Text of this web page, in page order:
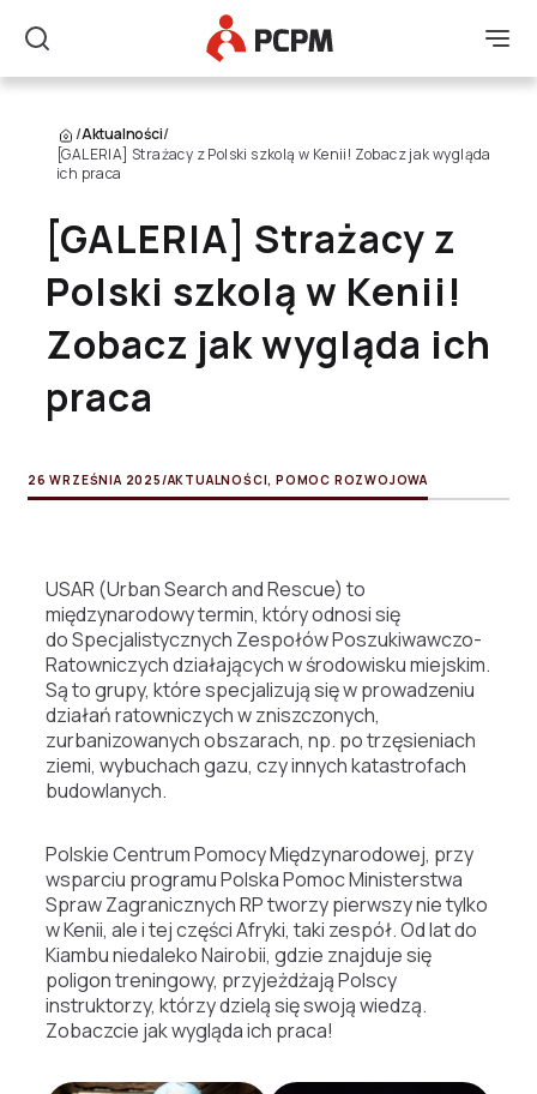
Szukaj
Główne Logo
/Aktualności/
[GALERIA] Strażacy z Polski szkolą w Kenii! Zobacz jak wygląda
ich praca
[GALERIA] Strażacy z
Polski szkolą w Kenii!
Zobacz jak wygląda ich
praca
26 WRZEŚNIA 2025 /AKTUALNOŚCI,POMOC ROZWOJOWA
USAR (Urban Search and Rescue) to
międzynarodowy termin, który odnosi się
do Specjalistycznych Zespołów Poszukiwawczo-
Ratowniczych działających w środowisku miejskim.
Są to grupy, które specjalizują się w prowadzeniu
działań ratowniczych w zniszczonych,
zurbanizowanych obszarach, np. po trzęsieniach
ziemi, wybuchach gazu, czy innych katastrofach
budowlanych.
Polskie Centrum Pomocy Międzynarodowej, przy
wsparciu programu Polska Pomoc Ministerstwa
Spraw Zagranicznych RP tworzy pierwszy nie tylko
w Kenii, ale i tej części Afryki, taki zespół. Od lat do
Kiambu niedaleko Nairobii, gdzie znajduje się
poligon treningowy, przyjeżdżają Polscy
instruktorzy, którzy dzielą się swoją wiedzą.
Zobaczcie jak wygląda ich praca!